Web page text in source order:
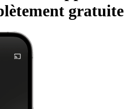
gratuite